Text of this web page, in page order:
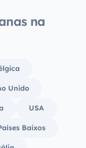
na
Unido
USA
Baixos